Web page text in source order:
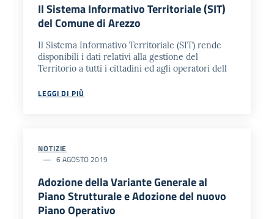
Il Sistema Informativo Territoriale (SIT)
del Comune di Arezzo
Il Sistema Informativo Territoriale (SIT) rende
disponibili i dati relativi alla gestione del
Territorio a tutti i cittadini ed agli operatori dell
LEGGI DI PIÙ
NOTIZIE
6 AGOSTO 2019
Adozione della Variante Generale al
Piano Strutturale e Adozione del nuovo
Piano Operativo